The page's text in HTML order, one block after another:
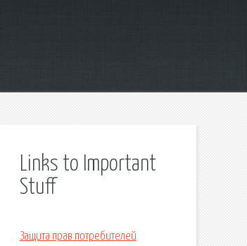
Links to Important
Stuff
Защита прав потребителей